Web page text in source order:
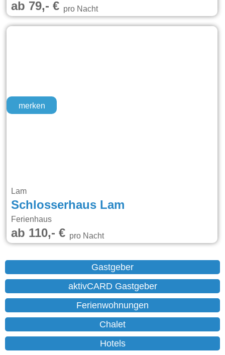
ab 79,- €pro Nacht
merken
Lam
Schlosserhaus Lam
Ferienhaus
ab 110,- €pro Nacht
Gastgeber
aktivCARD Gastgeber
Ferienwohnungen
Chalet
Hotels